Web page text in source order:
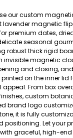
our custom
lavender magnetic
premium dates,
seasonal
robust thick rigid
invisible magnetic
and closing,
on the inner lid
From box
custom
brand logo
it is fully
positioning. Let your
graceful, high-